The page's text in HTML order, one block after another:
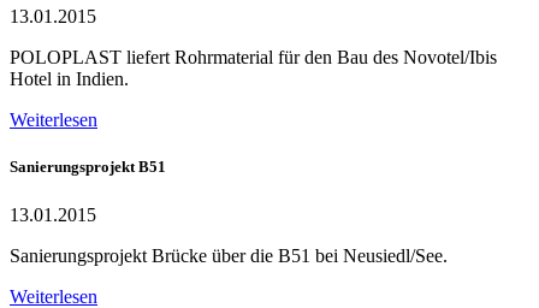
13.01.2015
POLOPLAST liefert Rohrmaterial für den Bau des Novotel/Ibis
Hotel in Indien.
Weiterlesen
Sanierungsprojekt B51
13.01.2015
Sanierungsprojekt Brücke über die B51 bei Neusiedl/See.
Weiterlesen